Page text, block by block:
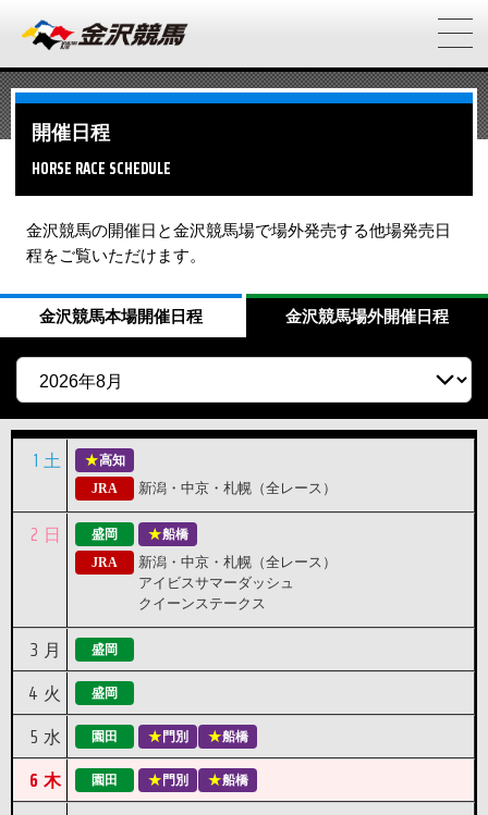
開催日程
HORSE RACE SCHEDULE
金沢競馬の開催日と金沢競馬場で場外発売する他場発売日
程をご覧いただけます。
金沢競馬本場開催日程 金沢競馬場外開催日程
1 土
高知
JRA
新潟・中京・札幌（全レース）
2 日 盛岡
船橋
JRA
新潟・中京・札幌（全レース）
アイビスサマーダッシュ
クイーンステークス
3 月 盛岡
4 火 盛岡
5 水 園田 門別 船橋
6 木 園田 門別 船橋